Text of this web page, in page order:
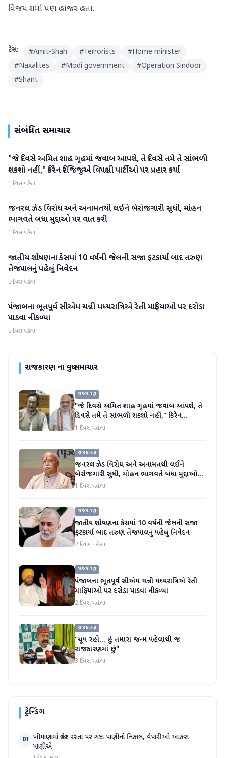
વિજય શર્મા પણ હાજર હતા.
ટેગ્સ: #Amit-Shah #Terrorists #Home minister
#Naxalites #Modi government #Operation Sindoor
#Shant
સંબંધિત સમાચાર
રાજકારણ
"જે દિવસે અમિત શાહ ગૃહમાં જવાબ આપશે, તે દિવસે તમે તે સાંભળી
શકશો નહીં," કિરેન રિજિજુએ વિપક્ષી પાર્ટીઓ પર પ્રહાર કર્યા
1 દિવસ પહેલા
રાજકારણ
જનરલ ઝેડ વિરોધ અને અનામતથી લઈને બેરોજગારી સુધી, મોહન
ભાગવતે બધા મુદ્દાઓ પર વાત કરી
1 દિવસ પહેલા
રાજકારણ
જાતીય શોષણના કેસમાં 10 વર્ષની જેલની સજા ફટકાર્યા બાદ તરુણ
તેજપાલનું પહેલું નિવેદન
2 દિવસ પહેલા
રાજકારણ
પંજાબના ભૂતપૂર્વ સીએમ ચન્ની મધ્યરાત્રિએ રેતી માફિયાઓ પર દરોડા
પાડવા નીકળ્યા
2 દિવસ પહેલા
રાજકારણના વધુ સમાચાર
રાજકારણ
"જે દિવસે અમિત શાહ ગૃહમાં જવાબ આપશે, તે
દિવસે તમે તે સાંભળી શકશો નહીં," કિરેન
રિજિજુએ વિપક્ષી પાર્ટીઓ પર પ્રહાર કર્યા
1 દિવસ પહેલા
રાજકારણ
જનરલ ઝેડ વિરોધ અને અનામતથી લઈને
બેરોજગારી સુધી, મોહન ભાગવતે બધા મુદ્દાઓ
પર વાત કરી
1 દિવસ પહેલા
રાજકારણ
જાતીય શોષણના કેસમાં 10 વર્ષની જેલની સજા
ફટકાર્યા બાદ તરુણ તેજપાલનું પહેલું નિવેદન
2 દિવસ પહેલા
રાજકારણ
પંજાબના ભૂતપૂર્વ સીએમ ચન્ની મધ્યરાત્રિએ રેતી
માફિયાઓ પર દરોડા પાડવા નીકળ્યા
2 દિવસ પહેલા
રાજકારણ
"ચૂપ રહો... હું તમારા જન્મ પહેલાથી જ
રાજકારણમાં છું"
3 દિવસ પહેલા
ટ્રેન્ડિંગ
01 ખીમાણામાં જાહેર રસ્તા પર ગંદા પાણીનો નિકાલ, વેપારીઓ આકરા
પાણીએ